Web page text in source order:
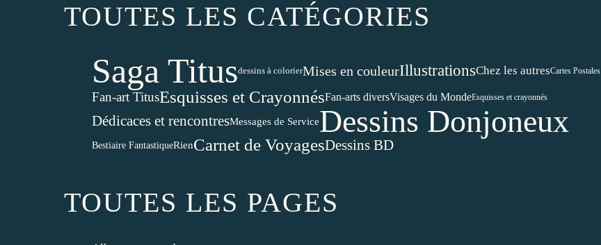
TOUTES LES CATÉGORIES
Saga Titusdessins à colorierMises en couleurIllustrationsChez les autresCartes Postales
Fan-art TitusEsquisses et CrayonnésFan-arts diversVisages du MondeEsquisses et crayonnés
Dédicaces et rencontresMessages de ServiceDessins Donjoneux
Bestiaire FantastiqueRienCarnet de VoyagesDessins BD
TOUTES LES PAGES